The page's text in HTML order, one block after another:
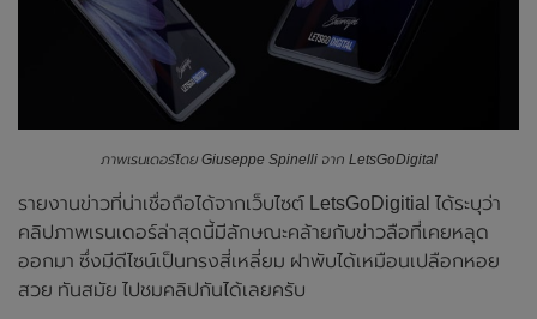
ภาพเรนเดอร์โดย Giuseppe Spinelli จาก LetsGoDigital
รายงานข่าวที่น่าเชื่อถือได้จากเว็บไซต์ LetsGoDigitial ได้ระบุว่า
คลิปภาพเรนเดอร์ล่าสุดนี้มีลักษณะคล้ายกับข่าวลือที่เคยหลุด
ออกมา ซึ่งมีดีไซน์เป็นทรงสี่เหลี่ยม ฝาพับได้เหมือนเปลือกหอย
สวย ทันสมัย ไปชมคลิปกันได้เลยครับ